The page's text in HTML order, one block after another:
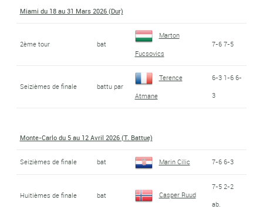
Miami du 18 au 31 Mars 2026 (Dur)
2ème tour bat
Marton
Fucsovics
7-6 7-5
Seizièmes de finale battu par
Terence
Atmane
6-3 1-6 6-
3
Monte-Carlo du 5 au 12 Avril 2026 (T. Battue)
Seizièmes de finale bat Marin Cilic 7-6 6-3
Huitièmes de finale bat Casper Ruud
7-5 2-2
ab.